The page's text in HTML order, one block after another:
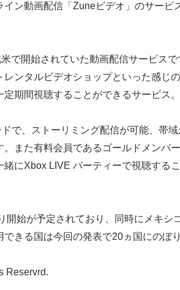
ン動画配信「Zuneビデオ」のサービ
で開始されていた動画配信サービス
ンタルビデオショップといった感じ
期間視聴することができるサービス。
で、ストーリミング配信が可能、帯
また有料会員であるゴールドメンバー
にXbox LIVE パーティーで視聴する
開始が予定されており、同時にメキシ
きる国は今回の発表で20ヵ国にのぼり
Reservrd.